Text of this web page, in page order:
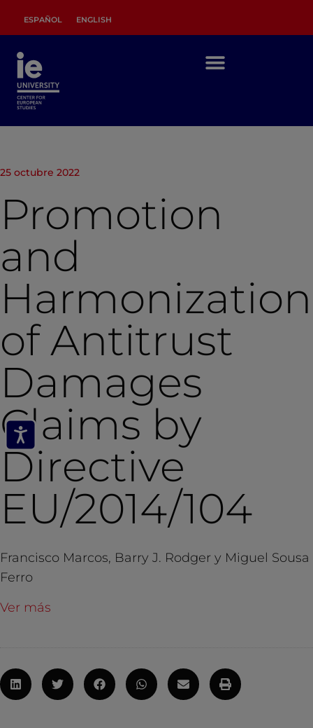
ESPAÑOL ENGLISH
25 octubre 2022
Promotion
and
Harmonization
of Antitrust
Damages
Claims by
Directive
EU/2014/104
Francisco Marcos, Barry J. Rodger y Miguel Sousa
Ferro
Ver más